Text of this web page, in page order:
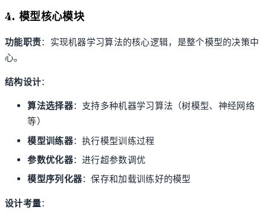
4. 模型核心模块
功能职责：实现机器学习算法的核心逻辑，是整个模型的决策中
心。
结构设计：
算法选择器：支持多种机器学习算法（树模型、神经网络
等）
模型训练器：执行模型训练过程
参数优化器：进行超参数调优
模型序列化器：保存和加载训练好的模型
设计考量：